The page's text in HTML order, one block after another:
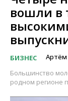
вошли в
БИЗНЕС Артём
Большинство
родном регионе